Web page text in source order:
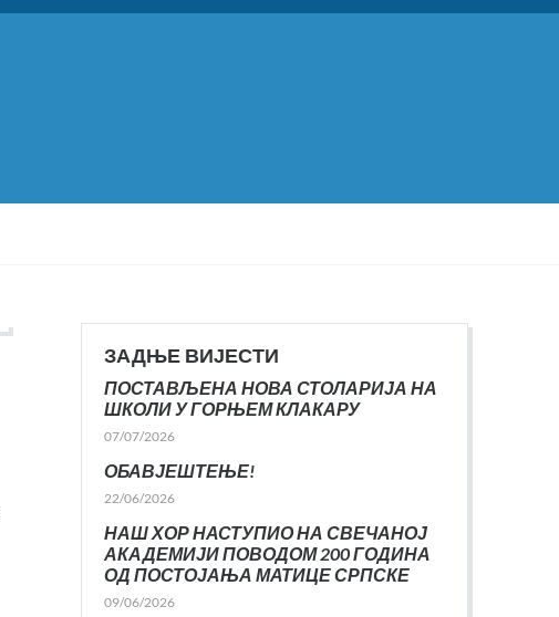
ЗАДЊЕ ВИЈЕСТИ
ПОСТАВЉЕНА НОВА СТОЛАРИЈА НА
ШКОЛИ У ГОРЊЕМ КЛАКАРУ
07/07/2026
ОБАВЈЕШТЕЊЕ!
22/06/2026
НАШ ХОР НАСТУПИО НА СВЕЧАНОЈ
АКАДЕМИЈИ ПОВОДОМ 200 ГОДИНА
ОД ПОСТОЈАЊА МАТИЦЕ СРПСКЕ
09/06/2026